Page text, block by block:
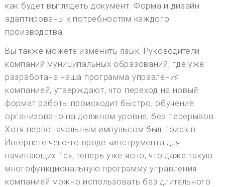
как будет выглядеть документ. Форма и дизайн
адаптированы к потребностям каждого
производства.
Вы также можете изменить язык. Руководители
компаний муниципальных образований, где уже
разработана наша программа управления
компанией, утверждают, что переход на новый
формат работы происходит быстро, обучение
организовано на должном уровне, без перерывов.
Хотя первоначальным импульсом был поиск в
Интернете чего-то вроде «инструмента для
начинающих 1с», теперь уже ясно, что даже такую
многофункциональную программу управления
компанией можно использовать без длительного